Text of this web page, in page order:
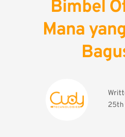
Bimbel
Mana